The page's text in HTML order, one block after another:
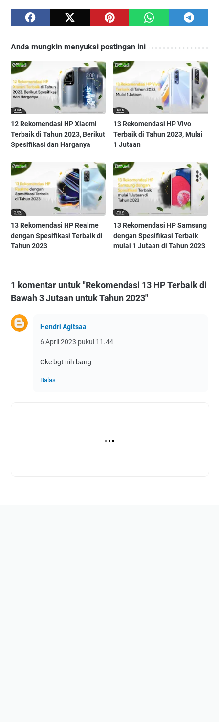
Anda mungkin menyukai postingan ini
12 Rekomendasi HP Xiaomi
Terbaik di Tahun 2023, Berikut
Spesifikasi dan Harganya
13 Rekomendasi HP Vivo
Terbaik di Tahun 2023, Mulai
1 Jutaan
13 Rekomendasi HP Realme
dengan Spesifikasi Terbaik di
Tahun 2023
13 Rekomendasi HP Samsung
dengan Spesifikasi Terbaik
mulai 1 Jutaan di Tahun 2023
1 komentar untuk "Rekomendasi 13 HP Terbaik di
Bawah 3 Jutaan untuk Tahun 2023"
Hendri Agitsaa
6 April 2023 pukul 11.44
Oke bgt nih bang
Balas